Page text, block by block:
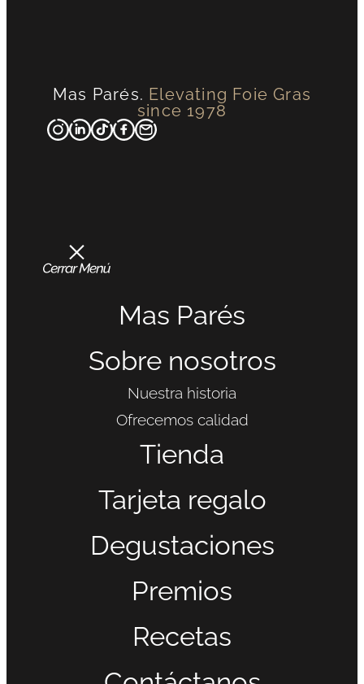
Mas Parés. Elevating Foie Gras
since 1978
Mas Parés
Sobre nosotros
Nuestra historia
Ofrecemos calidad
Tienda
Tarjeta regalo
Degustaciones
Premios
Recetas